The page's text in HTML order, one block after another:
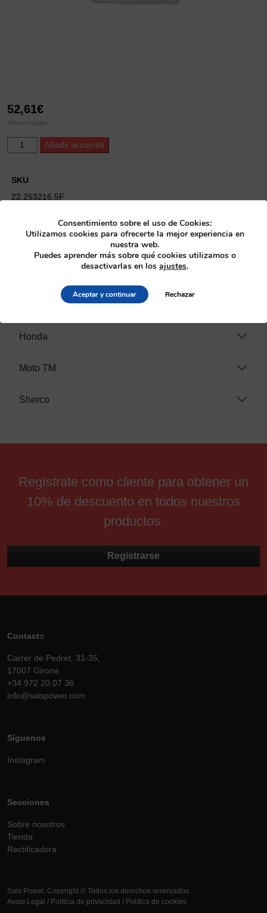
52,61€
IVA no incluido
ProX
Big
Cage
(25x32x16.5)
Añadir al carrito
SKU
22.253216.5F
Cigüeñales>Jaula de rodillos biela-cigüeñal
Fabricante
Motos compatibles
Honda
Moto TM
Sherco
Regístrate como cliente para obtener un
10% de descuento en todos nuestros
productos.
Registrarse
Contacto
Carrer de Pedret, 31-35,
17007 Girona
+34 972 20 07 36
info@saispower.com
Síguenos
Instagram
Secciones
Sobre nosotros
Tienda
Rectificadora
Sais Power. Copyright © Todos los derechos reservados.
Aviso Legal / Política de privacidad / Política de cookies
Consentimiento sobre el uso de Cookies:
Utilizamos cookies para ofrecerte la mejor experiencia en
nuestra web.
Puedes aprender más sobre qué cookies utilizamos o
desactivarlas en los ajustes.
Aceptar y continuar Rechazar